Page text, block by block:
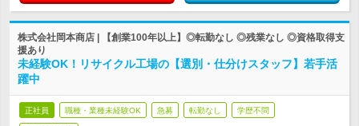
株式会社岡本商店 | 【創業100年以上】◎転勤なし ◎残業なし ◎資格取得支
援あり
未経験OK！リサイクル工場の【選別・仕分けスタッフ】若手活
躍中
正社員 職種・業種未経験OK 急募 転勤なし 学歴不問